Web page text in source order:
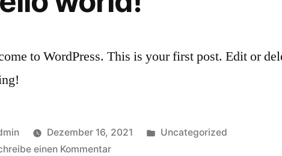
to WordPress. This is your first post. Edit or
Dezember 16, 2021
Uncategorized
einen Kommentar